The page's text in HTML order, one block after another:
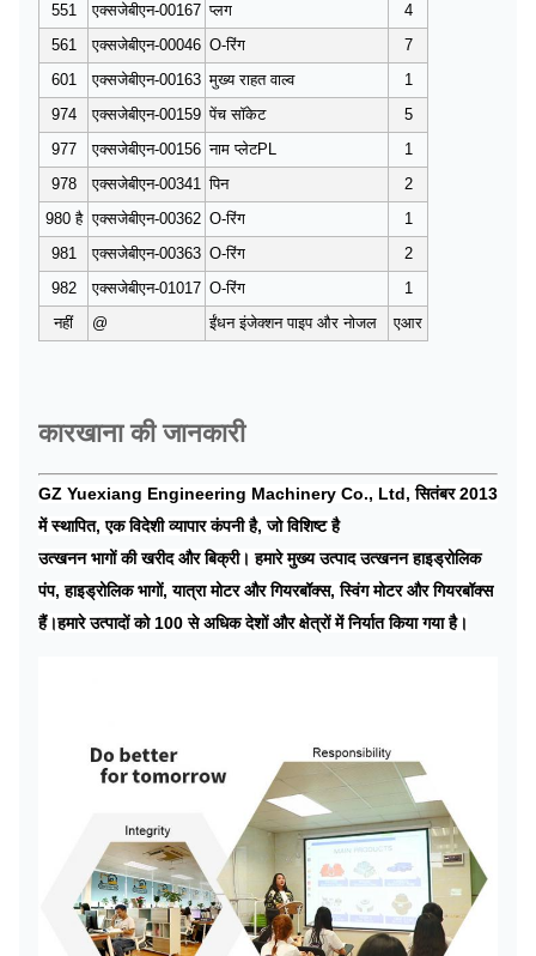
551
एक्सजेबीएन-00167 प्लग
4
561
एक्सजेबीएन-00046 O-रिंग
7
601
एक्सजेबीएन-00163 मुख्य राहत वाल्व
1
974
एक्सजेबीएन-00159 पेंच सॉकेट
5
977
एक्सजेबीएन-00156 नाम प्लेटPL
1
978
एक्सजेबीएन-00341 पिन
2
980 है एक्सजेबीएन-00362 O-रिंग
1
981
एक्सजेबीएन-00363 O-रिंग
2
982
एक्सजेबीएन-01017 O-रिंग
1
नहीं
@ ईंधन इंजेक्शन पाइप और नोजल एआर
कारखाना की जानकारी
GZ Yuexiang Engineering Machinery Co., Ltd, सितंबर 2013
में स्थापित, एक विदेशी व्यापार कंपनी है, जो विशिष्ट है
उत्खनन भागों की खरीद और बिक्री। हमारे मुख्य उत्पाद उत्खनन हाइड्रोलिक
पंप, हाइड्रोलिक भागों, यात्रा मोटर और गियरबॉक्स, स्विंग मोटर और गियरबॉक्स
हैं।हमारे उत्पादों को 100 से अधिक देशों और क्षेत्रों में निर्यात किया गया है।